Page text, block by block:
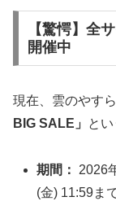
【驚愕】全
開催中
現在、雲のやす
BIG SALE」
と
期間：
2026
(金) 11:59ま